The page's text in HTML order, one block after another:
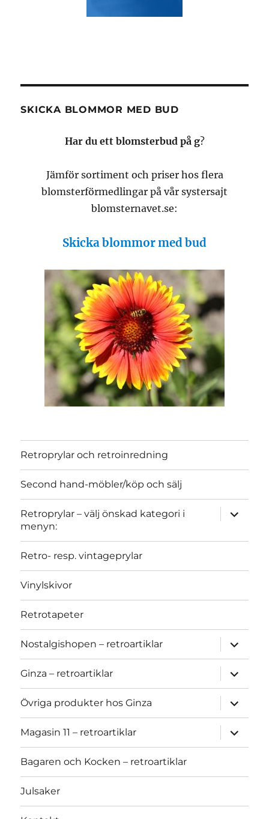
SKICKA BLOMMOR MED BUD
Har du ett blomsterbud på g?
Jämför sortiment och priser hos flera
blomsterförmedlingar på vår systersajt
blomsternavet.se:
Skicka blommor med bud
Retroprylar och retroinredning
Second hand-möbler/köp och sälj
Retroprylar – välj önskad kategori i
menyn:
expand
child
Retro- resp. vintageprylar
Vinylskivor
Retrotapeter
Nostalgishopen – retroartiklar
expand
child
menu
Ginza – retroartiklar
expand
child
menu
Övriga produkter hos Ginza
expand
child
menu
Magasin 11 – retroartiklar
expand
child
menu
Bagaren och Kocken – retroartiklar
Julsaker